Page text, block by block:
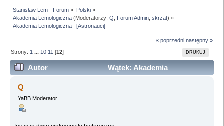
Stanisław Lem - Forum » Polski»
Akademia Lemologiczna (Moderatorzy:Q Forum Admin ,skrzat) »
Akademia Lemologiczna   [Astronauci]
« poprzedni następny »
DRUKUJ
Strony: 1 ... 10 11 [12]
Autor
Wątek: Akademia
Lemologiczna [Astronauci] (Przeczytany 541533 razy)
Q
YaBB Moderator